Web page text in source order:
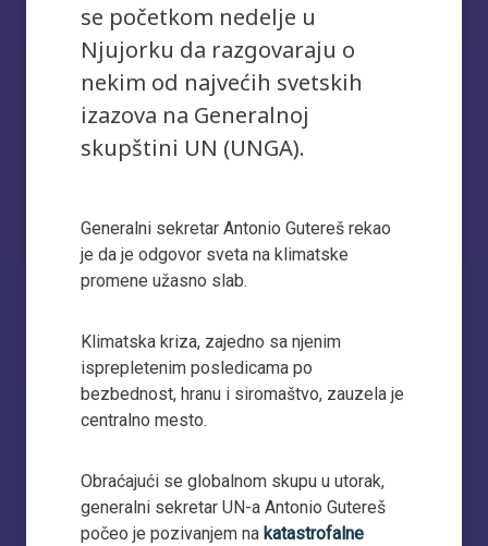
se početkom nedelje u
Njujorku da razgovaraju o
nekim od najvećih svetskih
izazova na Generalnoj
skupštini UN (UNGA).
Generalni sekretar Antonio Gutereš rekao
je da je odgovor sveta na klimatske
promene užasno slab.
Klimatska kriza, zajedno sa njenim
isprepletenim posledicama po
bezbednost, hranu i siromaštvo, zauzela je
centralno mesto.
Obraćajući se globalnom skupu u utorak,
generalni sekretar UN-a Antonio Gutereš
počeo je pozivanjem na katastrofalne